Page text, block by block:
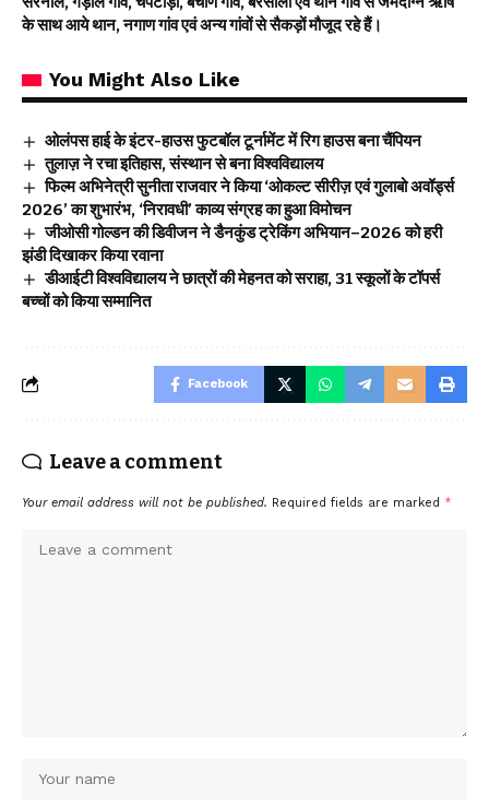
के साथ आये थान, नगाण गांव एवं अन्य गांवों से सैकड़ों मौजूद रहे हैं।
You Might Also Like
ओलंपस हाई के इंटर-हाउस फुटबॉल टूर्नामेंट में रिग हाउस बना चैंपियन
तुलाज़ ने रचा इतिहास, संस्थान से बना विश्वविद्यालय
फिल्म अभिनेत्री सुनीता राजवार ने किया ‘ओकल्ट सीरीज़ एवं गुलाबो अवॉर्ड्स
2026’ का शुभारंभ, ‘निरावधी’ काव्य संग्रह का हुआ विमोचन
जीओसी गोल्डन की डिवीजन ने डैनकुंड ट्रेकिंग अभियान–2026 को हरी
झंडी दिखाकर किया रवाना
डीआईटी विश्वविद्यालय ने छात्रों की मेहनत को सराहा, 31 स्कूलों के टॉपर्स
बच्चों को किया सम्मानित
Facebook
Leave a comment
Your email address will not be published. Required fields are marked *